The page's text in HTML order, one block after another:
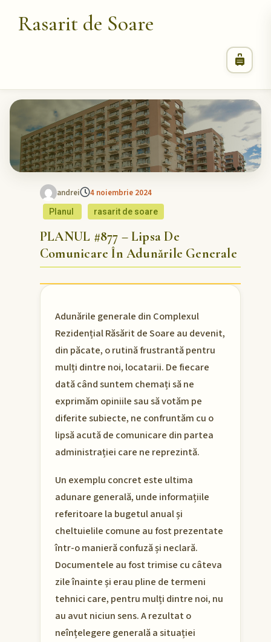
Rasarit de Soare
andrei 4 noiembrie 2024
Planul rasarit de soare
PLANUL #877 – Lipsa De
Comunicare În Adunările Generale
Adunările generale din Complexul
Rezidențial Răsărit de Soare au devenit,
din păcate, o rutină frustrantă pentru
mulți dintre noi, locatarii. De fiecare
dată când suntem chemați să ne
exprimăm opiniile sau să votăm pe
diferite subiecte, ne confruntăm cu o
lipsă acută de comunicare din partea
administrației care ne reprezintă.
Un exemplu concret este ultima
adunare generală, unde informațiile
referitoare la bugetul anual și
cheltuielile comune au fost prezentate
într-o manieră confuză și neclară.
Documentele au fost trimise cu câteva
zile înainte și erau pline de termeni
tehnici care, pentru mulți dintre noi, nu
au avut niciun sens. A rezultat o
neînțelegere generală a situației